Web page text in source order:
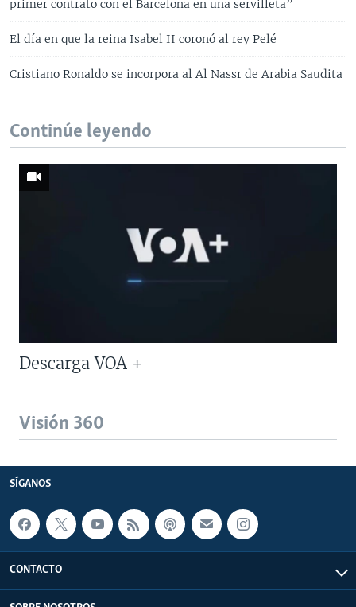
primer contrato con el Barcelona en una servilleta”
El día en que la reina Isabel II coronó al rey Pelé
Cristiano Ronaldo se incorpora al Al Nassr de Arabia Saudita
Continúe leyendo
Descarga VOA +
Visión 360
SÍGANOS
CONTACTO